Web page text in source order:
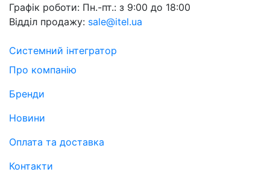
Графік роботи: Пн.-пт.: з 9:00 до 18:00
Відділ продажу: sale@itel.ua
Системний інтегратор
Про компанію
Бренди
Новини
Оплата та доставка
Контакти